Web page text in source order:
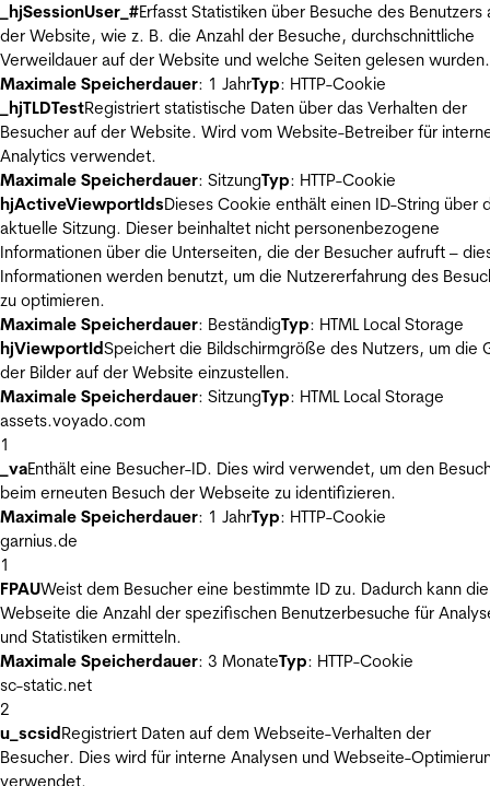
_hjSessionUser_#Erfasst Statistiken über Besuche des Benutzers
der Website, wie z. B. die Anzahl der Besuche, durchschnittliche
Verweildauer auf der Website und welche Seiten gelesen wurden.
Maximale Speicherdauer: 1 JahrTyp: HTTP-Cookie
_hjTLDTestRegistriert statistische Daten über das Verhalten der
Besucher auf der Website. Wird vom Website-Betreiber für
Analytics verwendet.
Maximale Speicherdauer: SitzungTyp: HTTP-Cookie
hjActiveViewportIdsDieses Cookie enthält einen ID-String über
aktuelle Sitzung. Dieser beinhaltet nicht personenbezogene
Informationen über die Unterseiten, die der Besucher aufruft –
Informationen werden benutzt, um die Nutzererfahrung des
zu optimieren.
Maximale Speicherdauer: BeständigTyp: HTML Local Storage
hjViewportIdSpeichert die Bildschirmgröße des Nutzers, um die
der Bilder auf der Website einzustellen.
Maximale Speicherdauer: SitzungTyp: HTML Local Storage
assets.voyado.com
1
_vaEnthält eine Besucher-ID. Dies wird verwendet, um den
beim erneuten Besuch der Webseite zu identifizieren.
Maximale Speicherdauer: 1 JahrTyp: HTTP-Cookie
garnius.de
1
FPAUWeist dem Besucher eine bestimmte ID zu. Dadurch kann die
Webseite die Anzahl der spezifischen Benutzerbesuche für
und Statistiken ermitteln.
Maximale Speicherdauer: 3 MonateTyp: HTTP-Cookie
sc-static.net
2
u_scsidRegistriert Daten auf dem Webseite-Verhalten der
Besucher. Dies wird für interne Analysen und Webseite-
verwendet.